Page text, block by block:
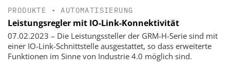
PRODUKTE •AUTOMATISIERUNG
Leistungsregler mit IO-Link-Konnektivität
07.02.2023 – Die Leistungssteller der GRM-H-Serie sind mit
einer IO-Link-Schnittstelle ausgestattet, so dass erweiterte
Funktionen im Sinne von Industrie 4.0 möglich sind.